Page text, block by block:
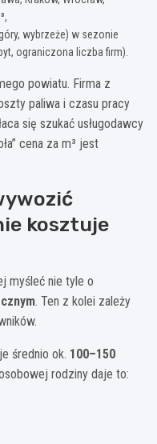
,
wybrzeże) w sezonie
ograniczona liczba firm).
powiatu. Firma z
paliwa i czasu pracy
się szukać usługodawcy
cena za m³ jest
kosztuje
myśleć nie tyle o
. Ten z kolei zależy
średnio ok. 100–150
rodziny daje to: